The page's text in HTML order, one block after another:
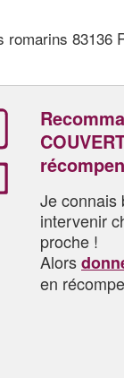
romarins 83136
Je connais
intervenir
proche !
Alors
en